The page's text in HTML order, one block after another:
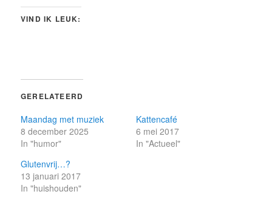
VIND IK LEUK:
GERELATEERD
Maandag met muziek
8 december 2025
In "humor"
Kattencafé
6 mei 2017
In "Actueel"
Glutenvrij…?
13 januari 2017
In "huishouden"